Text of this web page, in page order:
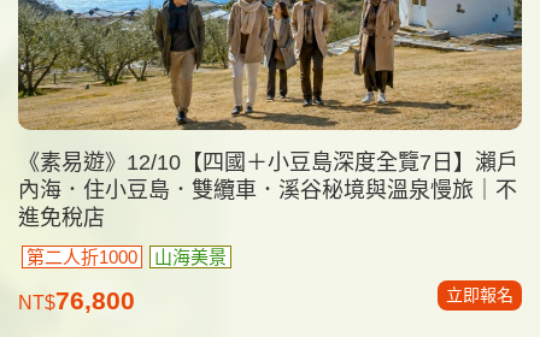
《素易遊》12/10【四國＋小豆島深度全覽7日】瀨戶
內海．住小豆島．雙纜車．溪谷秘境與溫泉慢旅｜不
進免稅店
第二人折1000 山海美景
NT$76,800 立即報名